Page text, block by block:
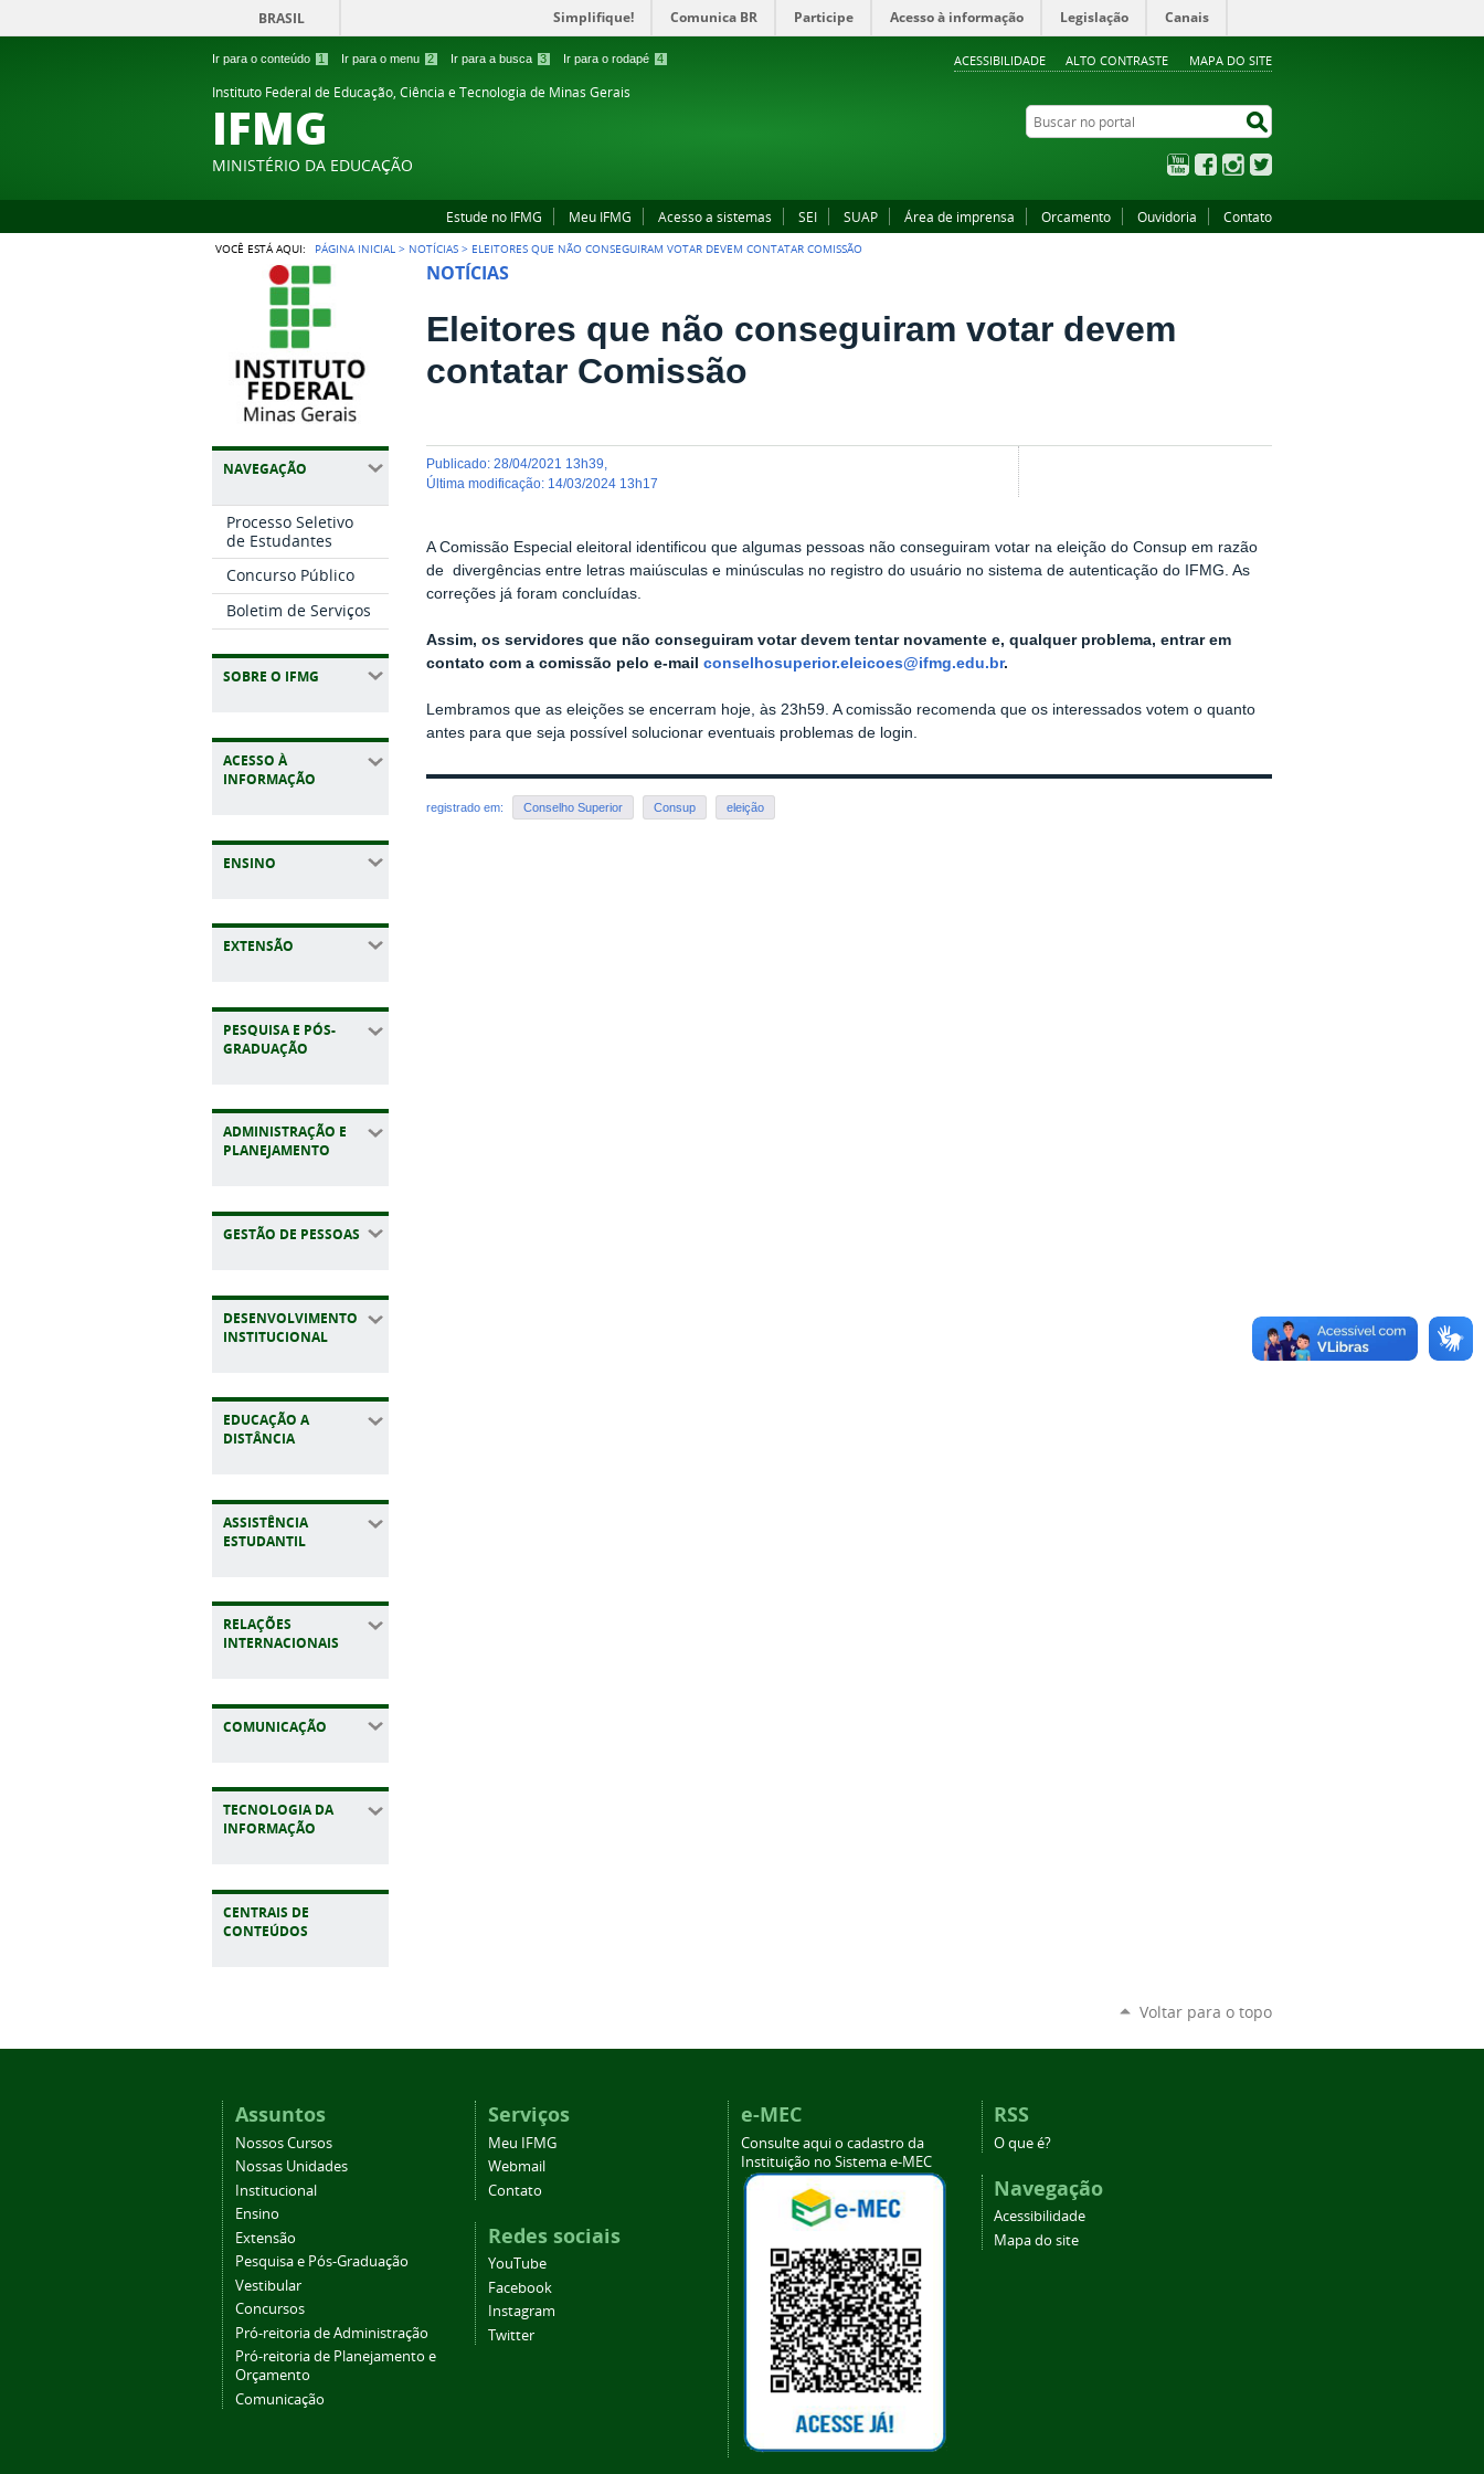
Ir para o conteúdo 1 Ir para o menu 2 Ir para a busca 3 Ir para o rodapé 4 ACESSIBILIDADE ALTO CONTRASTE MAPA DO SITE
BRASIL Simplifique! Comunica BR Participe Acesso à informação Legislação Canais
Instituto Federal de Educação, Ciência e Tecnologia de Minas Gerais
IFMG
MINISTÉRIO DA EDUCAÇÃO
Buscar no portal
YouTubeFacebookInstagram
Estude no IFMG Meu IFMG Acesso a sistemas SEI SUAP Área de imprensa Orcamento Ouvidoria Contato
VOCÊ ESTÁ AQUI: PÁGINA INICIAL > NOTÍCIAS > ELEITORES QUE NÃO CONSEGUIRAM VOTAR DEVEM CONTATAR COMISSÃO
NAVEGAÇÃO
Processo Seletivo
de Estudantes
Concurso Público
Boletim de Serviços
SOBRE O IFMG
ACESSO À
INFORMAÇÃO
ENSINO
EXTENSÃO
PESQUISA E PÓS-
GRADUAÇÃO
ADMINISTRAÇÃO E
PLANEJAMENTO
GESTÃO DE PESSOAS
DESENVOLVIMENTO
INSTITUCIONAL
EDUCAÇÃO A
DISTÂNCIA
ASSISTÊNCIA
ESTUDANTIL
RELAÇÕES
INTERNACIONAIS
COMUNICAÇÃO
TECNOLOGIA DA
INFORMAÇÃO
CENTRAIS DE
CONTEÚDOS
NOTÍCIAS
Eleitores que não conseguiram votar devem
contatar Comissão
publicado:28/04/2021 13h39
última modificação: 14/03/2024 13h17
A Comissão Especial eleitoral identificou que algumas pessoas não conseguiram votar na eleição do Consup em razão
de divergências entre letras maiúsculas e minúsculas no registro do usuário no sistema de autenticação do IFMG. As
correções já foram concluídas.
Assim, os servidores que não conseguiram votar devem tentar novamente e, qualquer problema, entrar em
contato com a comissão pelo e-mailconselhosuperior.eleicoes@ifmg.edu.br.
Lembramos que as eleições se encerram hoje, às 23h59. A comissão recomenda que os interessados votem o quanto
antes para que seja possível solucionar eventuais problemas de login.
registrado em: Conselho Superior Consup eleição
Voltar para o topo
Assuntos
Nossos Cursos
Nossas Unidades
Institucional
Ensino
Extensão
Pesquisa e Pós-Graduação
Vestibular
Concursos
Pró-reitoria de Administração
Pró-reitoria de Planejamento e
Orçamento
Comunicação
Serviços
Meu IFMG
Webmail
Contato
Redes sociais
YouTube
Facebook
Instagram
Twitter
e-MEC
Consulte aqui o cadastro da
Instituição no Sistema e-MEC
RSS
O que é?
Navegação
Acessibilidade
Mapa do site